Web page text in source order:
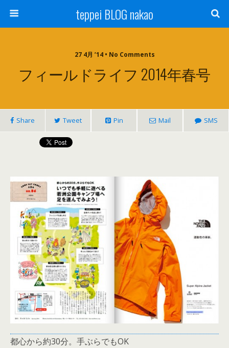
teppei BLOG nakao
27 4月 ’14 • No Comments
フィールドライフ 2014年春号
Share Tweet Pin Mail SMS
都心から約30分。手ぶらでもOK